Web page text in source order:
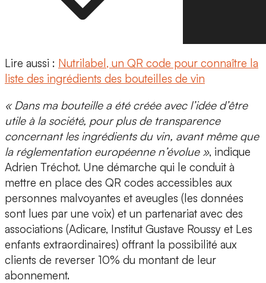
Lire aussi : Nutrilabel, un QR code pour connaître la
liste des ingrédients des bouteilles de vin
« Dans ma bouteille a été créée avec l’idée d’être
utile à la société, pour plus de transparence
concernant les ingrédients du vin, avant même que
la réglementation européenne n’évolue », indique
Adrien Tréchot. Une démarche qui le conduit à
mettre en place des QR codes accessibles aux
personnes malvoyantes et aveugles (les données
sont lues par une voix) et un partenariat avec des
associations (Adicare, Institut Gustave Roussy et Les
enfants extraordinaires) offrant la possibilité aux
clients de reverser 10% du montant de leur
abonnement.